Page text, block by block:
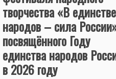
творчества «В единстве
народов – сила
посвящённого Году
единства народов
в 2026 году